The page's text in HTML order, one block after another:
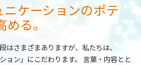
ニケーションのポテ
る。
はさまざまありますが、私たちは、
ョン」にこだわります。
言葉・内容とと